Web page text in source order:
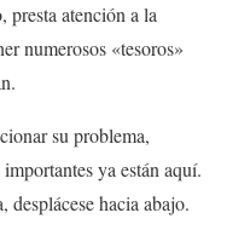
presta atención a la
numerosos «tesoros»
su problema,
ya están aquí.
desplácese hacia abajo.